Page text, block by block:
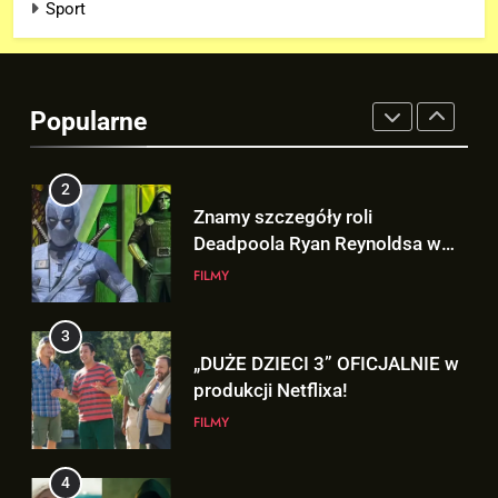
Sport
Popularne
2
Deadpoola Ryan Reynoldsa w
„AVENGERS: DOOMSDAY”!
3
„DUŻE DZIECI 3” OFICJALNIE w
produkcji Netflixa!
FILMY
4
Nowe szczegoły o żonie
Victora! Sue Storm będzie miała
ważny wątek w „AVENGERS:
FILMY
5